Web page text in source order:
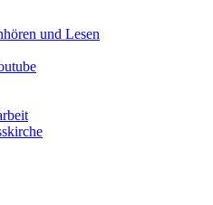
und Lesen